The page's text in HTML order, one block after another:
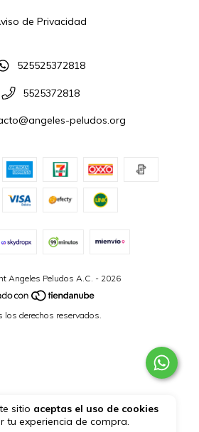
sitio aceptas el uso de cookies
tu experiencia de compra.
de Privacidad
525525372818
5525372818
peludos.org
Angeles Peludos A.C. - 2026
los derechos reservados.